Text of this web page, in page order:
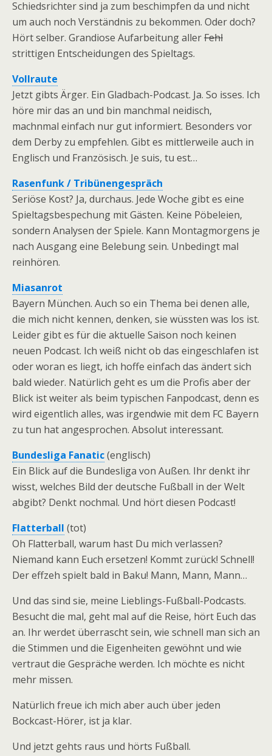
Schiedsrichter sind ja zum beschimpfen da und nicht
um auch noch Verständnis zu bekommen. Oder doch?
Hört selber. Grandiose Aufarbeitung allerFehl
strittigen Entscheidungen des Spieltags.
Vollraute
Jetzt gibts Ärger. Ein Gladbach-Podcast. Ja. So isses. Ich
höre mir das an und bin manchmal neidisch,
machnmal einfach nur gut informiert. Besonders vor
dem Derby zu empfehlen. Gibt es mittlerweile auch in
Englisch und Französisch. Je suis, tu est…
Rasenfunk / Tribünengespräch
Seriöse Kost? Ja, durchaus. Jede Woche gibt es eine
Spieltagsbespechung mit Gästen. Keine Pöbeleien,
sondern Analysen der Spiele. Kann Montagmorgens je
nach Ausgang eine Belebung sein. Unbedingt mal
reinhören.
Miasanrot
Bayern München. Auch so ein Thema bei denen alle,
die mich nicht kennen, denken, sie wüssten was los ist.
Leider gibt es für die aktuelle Saison noch keinen
neuen Podcast. Ich weiß nicht ob das eingeschlafen ist
oder woran es liegt, ich hoffe einfach das ändert sich
bald wieder. Natürlich geht es um die Profis aber der
Blick ist weiter als beim typischen Fanpodcast, denn es
wird eigentlich alles, was irgendwie mit dem FC Bayern
zu tun hat angesprochen. Absolut interessant.
Bundesliga Fanatic(englisch)
Ein Blick auf die Bundesliga von Außen. Ihr denkt ihr
wisst, welches Bild der deutsche Fußball in der Welt
abgibt? Denkt nochmal. Und hört diesen Podcast!
Flatterball (tot)
Oh Flatterball, warum hast Du mich verlassen?
Niemand kann Euch ersetzen! Kommt zurück! Schnell!
Der effzeh spielt bald in Baku! Mann, Mann, Mann…
Und das sind sie, meine Lieblings-Fußball-Podcasts.
Besucht die mal, geht mal auf die Reise, hört Euch das
an. Ihr werdet überrascht sein, wie schnell man sich an
die Stimmen und die Eigenheiten gewöhnt und wie
vertraut die Gespräche werden. Ich möchte es nicht
mehr missen.
Natürlich freue ich mich aber auch über jeden
Bockcast-Hörer, ist ja klar.
Und jetzt gehts raus und hörts Fußball.